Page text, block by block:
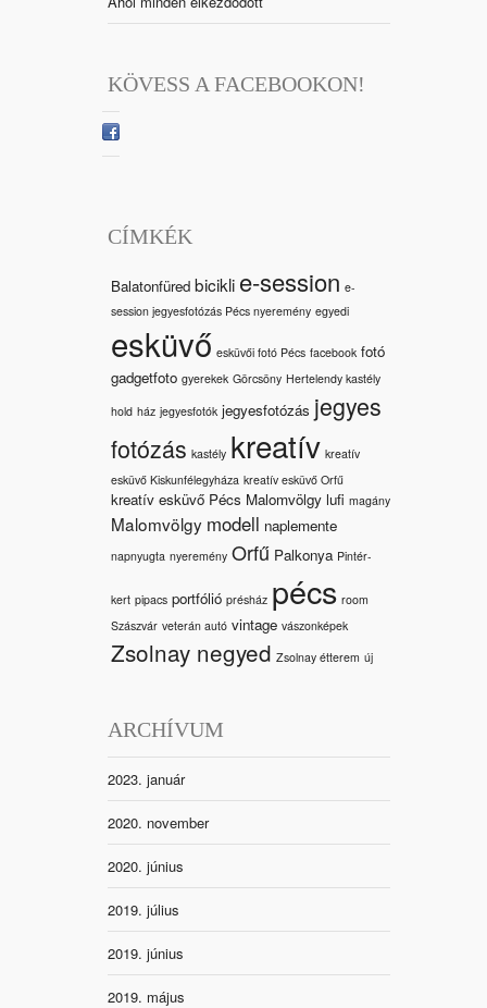
KÖVESS A FACEBOOKON!
CÍMKÉK
Balatonfüred bicikli e-session e-
session jegyesfotózás Pécs nyeremény egyedi
esküvő esküvői fotó Pécs facebook fotó
gadgetfoto gyerekek Görcsöny Hertelendy kastély
hold ház jegyesfotók jegyesfotózás jegyes
fotózás kastély kreatív kreatív
esküvő Kiskunfélegyháza kreatív esküvő Orfű
kreatív esküvő Pécs Malomvölgy lufi magány
Malomvölgy modell naplemente
napnyugta nyeremény Orfű Palkonya Pintér-
kert pipacs portfólió présház pécs room
Szászvár veterán autó vintage vászonképek
Zsolnay negyed Zsolnay étterem új
ARCHÍVUM
2023. január
2020. november
2020. június
2019. július
2019. június
2019. május